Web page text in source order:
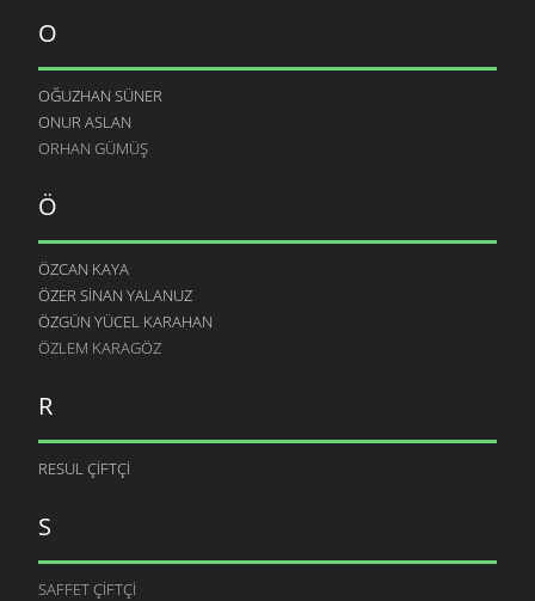
O
OĞUZHAN SÜNER
ONUR ASLAN
ORHAN GÜMÜŞ
Ö
ÖZCAN KAYA
ÖZER SINAN YALANUZ
ÖZGÜN YÜCEL KARAHAN
ÖZLEM KARAGÖZ
R
RESUL ÇIFTÇI
S
SAFFET ÇIFTÇI